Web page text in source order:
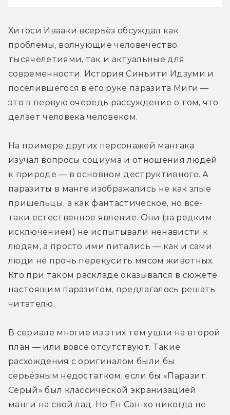
Хитоси Ивааки всерьёз обсуждал как
проблемы, волнующие человечество
тысячелетиями, так и актуальные для
современности. История Синъити Идзуми и
поселившегося в его руке паразита Миги —
это в первую очередь рассуждение о том, что
делает человека человеком.
На примере других персонажей мангака
изучал вопросы социума и отношения людей
к природе — в основном деструктивного. А
паразиты в манге изображались не как злые
пришельцы, а как фантастическое, но всё-
таки естественное явление. Они (за редким
исключением) не испытывали ненависти к
людям, а просто ими питались — как и сами
люди не прочь перекусить мясом животных.
Кто при таком раскладе оказывался в сюжете
настоящим паразитом, предлагалось решать
читателю.
В сериале многие из этих тем ушли на второй
план — или вовсе отсутствуют. Такие
расхождения с оригиналом были бы
серьёзным недостатком, если бы «Паразит:
Серый» был классической экранизацией
манги на свой лад. Но Ён Сан-хо никогда не